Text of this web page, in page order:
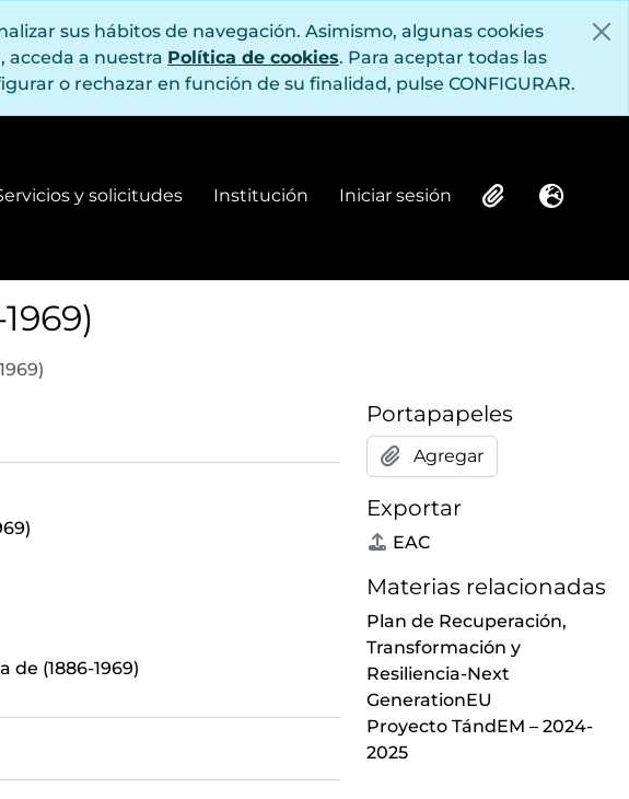
sus hábitos de navegación. Asimismo, algunas cookies
acceda a nuestra Política de cookies. Para aceptar todas las
o rechazar en función de su finalidad, pulse CONFIGURAR.
y solicitudes Institución
Institución
Iniciar sesión
Iniciar sesión ClipboardIdioma
de (1886-1969)
Portapapeles
Agregar
Exportar
EAC
Materias relacionadas
Plan de Recuperación,
Transformación y
Resiliencia-Next
GenerationEU
Proyecto TándEM – 2024-
2025